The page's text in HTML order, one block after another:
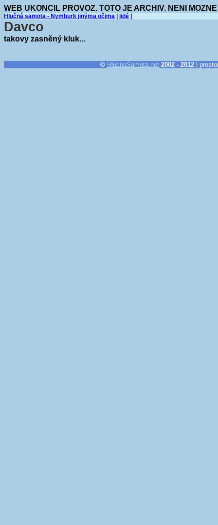
WEB UKONCIL PROVOZ. TOTO JE ARCHIV. NENI
Hlučná samota - Nymburk jinýma očima lidé
Davco
takovy zasněný kluk...
© HlucnaSamota.net 2002 - 2012 |